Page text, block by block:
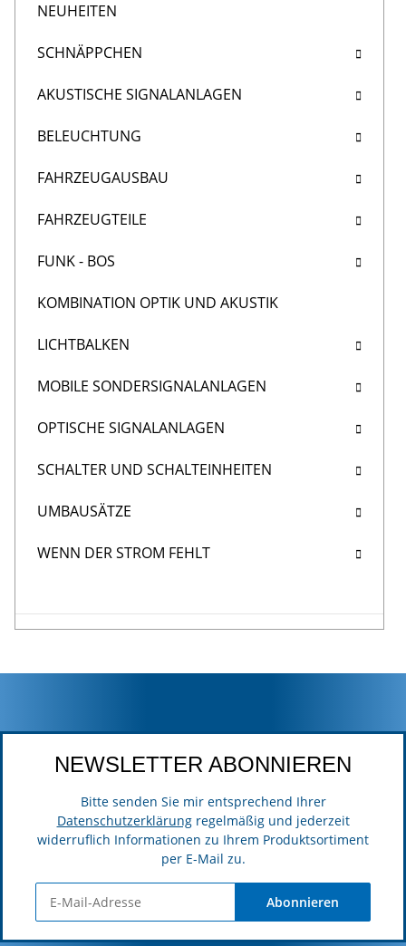
NEUHEITEN
SCHNÄPPCHEN
AKUSTISCHE SIGNALANLAGEN
BELEUCHTUNG
FAHRZEUGAUSBAU
FAHRZEUGTEILE
FUNK - BOS
KOMBINATION OPTIK UND AKUSTIK
LICHTBALKEN
MOBILE SONDERSIGNALANLAGEN
OPTISCHE SIGNALANLAGEN
SCHALTER UND SCHALTEINHEITEN
UMBAUSÄTZE
WENN DER STROM FEHLT
NEWSLETTER ABONNIEREN
Bitte senden Sie mir entsprechend Ihrer
Datenschutzerklärungregelmäßig und jederzeit
widerruflich Informationen zu Ihrem Produktsortiment
per E-Mail zu.
Abonnieren